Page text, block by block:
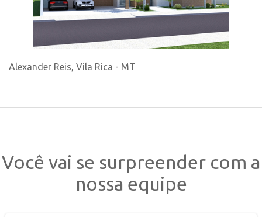
Alexander Reis, Vila Rica - MT
Você vai se surpreender com a
nossa equipe